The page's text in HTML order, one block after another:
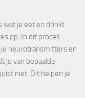
wat je eet en drinkt
op. In dit proces
neurotransmitters en
je van bepaalde
niet. Dit helpen je